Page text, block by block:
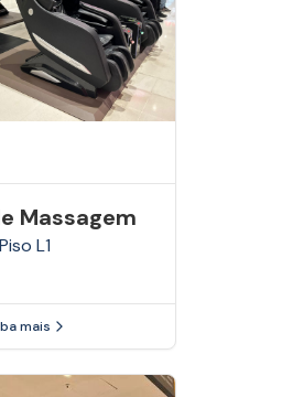
Massagem
Piso L1
mais